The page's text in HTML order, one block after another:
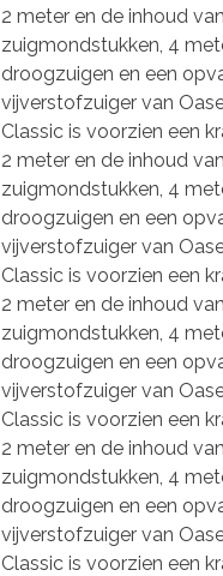
2 meter en de inhoud
zuigmondstukken, 4
droogzuigen en een
vijverstofzuiger van
Classic is voorzien een
2 meter en de inhoud
zuigmondstukken, 4
droogzuigen en een
vijverstofzuiger van
Classic is voorzien een
2 meter en de inhoud
zuigmondstukken, 4
droogzuigen en een
vijverstofzuiger van
Classic is voorzien een
2 meter en de inhoud
zuigmondstukken, 4
droogzuigen en een
vijverstofzuiger van
Classic is voorzien een